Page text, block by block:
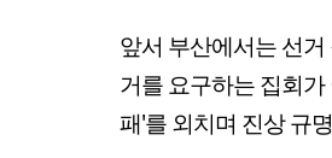
앞서 부산에서는 선
거를 요구하는 집회
패'를 외치며 진상 규